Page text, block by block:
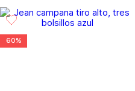
60%